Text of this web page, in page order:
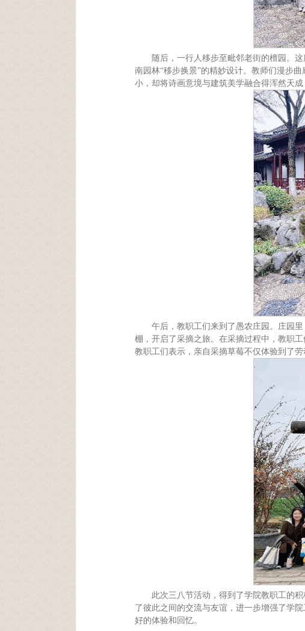
随后，一行人移步至毗邻老街的檀园。
南园林“移步换景”的精妙设计。教师们漫步
小，却将诗画意境与建筑美学融合得浑然天
午后，教职工们来到了愚农庄园。庄园
棚，开启了采摘之旅。在采摘过程中，教职
教职工们表示，亲自采摘草莓不仅体验到了
此次三八节活动，得到了学院教职工的
了彼此之间的交流与友谊，进一步增强了学
好的体验和回忆。